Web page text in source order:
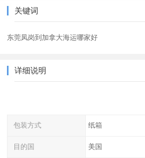
关键词
东莞凤岗到加拿大海运哪家好
详细说明
包装方式 纸箱
目的国 美国